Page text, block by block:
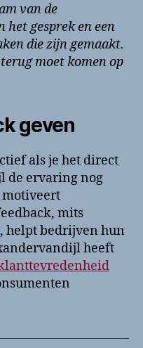
van de
het gesprek en een
die zijn gemaakt.
moet komen op
geven
als je het direct
de ervaring nog
motiveert
mits
helpt bedrijven hun
heeft